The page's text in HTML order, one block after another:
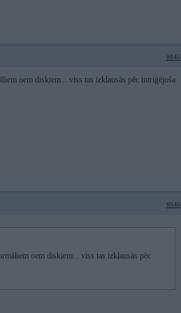
#845
oem diskiem... viss tas izklausās pēc intriģējoša
#846
oem diskiem... viss tas izklausās pēc